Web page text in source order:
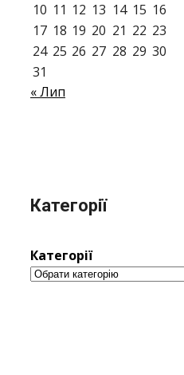
10 11 12 13 14 15 16
17 18 19 20 21 22 23
24 25 26 27 28 29 30
31
« Лип
Категорії
Категорії